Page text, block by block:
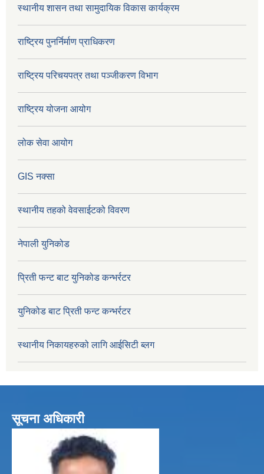
स्थानीय शासन तथा सामुदायिक विकास कार्यक्रम
राष्ट्रिय पुनर्निर्माण प्राधिकरण
राष्ट्रिय परिचयपत्र तथा पञ्जीकरण विभाग
राष्ट्रिय योजना आयोग
लोक सेवा आयोग
GIS नक्सा
स्थानीय तहको वेवसाईटको विवरण
नेपाली युनिकोड
प्रिती फन्ट बाट युनिकोड कन्भर्रटर
युनिकोड बाट प्रिती फन्ट कन्भर्रटर
स्थानीय निकायहरुको लागि आईसिटी ब्लग
सूचना अधिकारी